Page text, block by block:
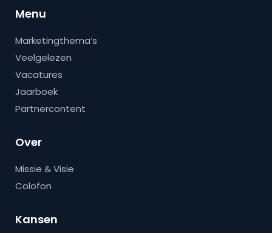
Menu
Marketingthema’s
Veelgelezen
Vacatures
Jaarboek
Partnercontent
Over
Missie & Visie
Colofon
Kansen